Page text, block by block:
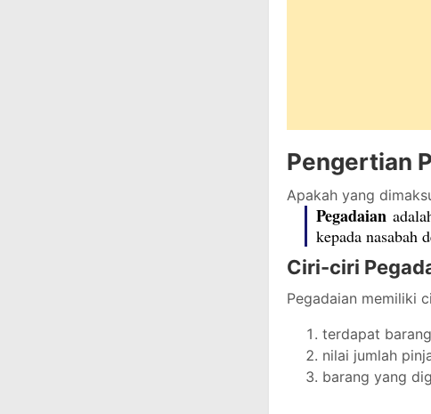
Pengertian
Apakah yang
Pegadaian
kepada nasabah
Ciri-ciri
Pegadaian memiliki
terdapat
nilai jumlah
barang yang